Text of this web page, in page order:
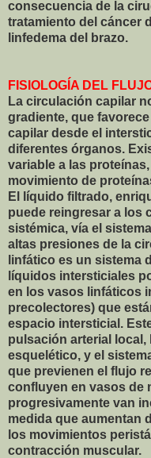
consecuencia de la
tratamiento del cáncer
linfedema del brazo.
FISIOLOGÍA DEL
La circulación capilar
gradiente, que
capilar desde el
diferentes órganos.
variable a las
movimiento de
El líquido filtrado,
puede reingresar a los
sistémica, vía el
altas presiones de la
linfático es un sistema
líquidos intersticiales
en los vasos linfáticos
precolectores) que
espacio intersticial.
pulsación arterial
esquelético, y el
que previenen el flujo
confluyen en vasos de
progresivamente van
medida que aumentan
los movimientos
contracción muscular.